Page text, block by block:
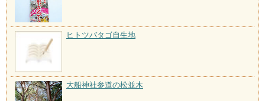
ヒトツバタゴ自生地
大船神社参道の松並木